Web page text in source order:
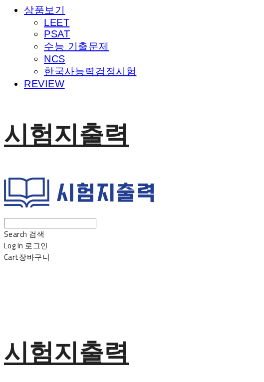
상품보기
LEET
PSAT
수능 기출문제
NCS
한국사능력검정시험
REVIEW
시험지출력
Search 검색
Log In 로그인
Cart장바구니
시험지출력